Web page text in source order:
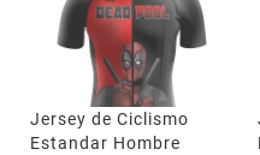
Jersey de Ciclismo
Estandar Hombre